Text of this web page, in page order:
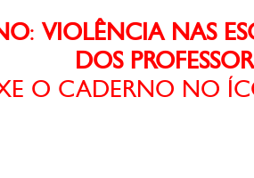
: VIOLÊNCIA NAS
DOS
O CADERNO NO